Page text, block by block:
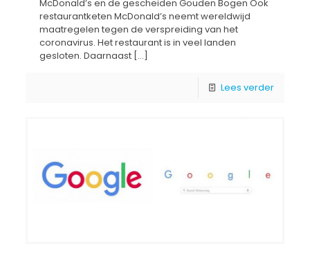
McDonald’s en de gescheiden Gouden Bogen Ook
restaurantketen McDonald’s neemt wereldwijd
maatregelen tegen de verspreiding van het
coronavirus. Het restaurant is in veel landen
gesloten. Daarnaast […]
Lees verder